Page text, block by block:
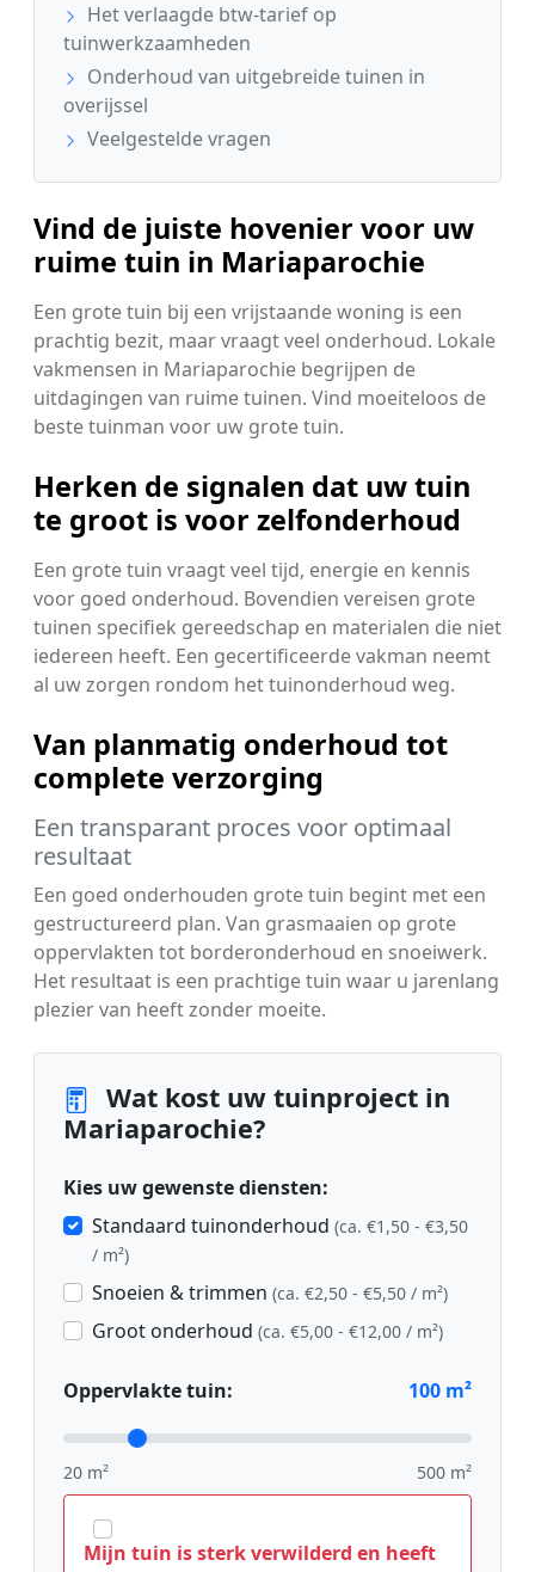
Het verlaagde btw-tarief op
tuinwerkzaamheden
Onderhoud van uitgebreide tuinen in
overijssel
Veelgestelde vragen
Vind de juiste hovenier voor uw
ruime tuin in Mariaparochie
Een grote tuin bij een vrijstaande woning is een
prachtig bezit, maar vraagt veel onderhoud. Lokale
vakmensen in Mariaparochie begrijpen de
uitdagingen van ruime tuinen. Vind moeiteloos de
beste tuinman voor uw grote tuin.
Herken de signalen dat uw tuin
te groot is voor zelfonderhoud
Een grote tuin vraagt veel tijd, energie en kennis
voor goed onderhoud. Bovendien vereisen grote
tuinen specifiek gereedschap en materialen die niet
iedereen heeft. Een gecertificeerde vakman neemt
al uw zorgen rondom het tuinonderhoud weg.
Van planmatig onderhoud tot
complete verzorging
Een transparant proces voor optimaal
resultaat
Een goed onderhouden grote tuin begint met een
gestructureerd plan. Van grasmaaien op grote
oppervlakten tot borderonderhoud en snoeiwerk.
Het resultaat is een prachtige tuin waar u jarenlang
plezier van heeft zonder moeite.
Wat kost uw tuinproject in
Mariaparochie?
Kies uw gewenste diensten:
Standaard tuinonderhoud (ca. €1,50 - €3,50
/ m²)
Snoeien & trimmen (ca. €2,50 - €5,50 / m²)
Groot onderhoud (ca. €5,00 - €12,00 / m²)
Oppervlakte tuin: 100 m²
20 m² 500 m²
Mijn tuin is sterk verwilderd en heeft